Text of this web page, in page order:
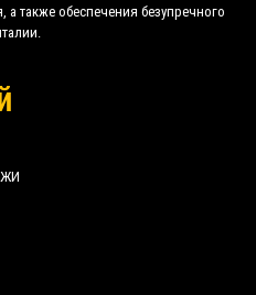
также обеспечения безупречного